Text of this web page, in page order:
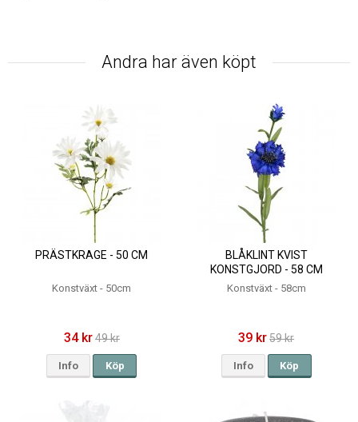
Andra har även köpt
PRÄSTKRAGE - 50 CM
Konstväxt - 50cm
34 kr49 kr
Info Köp
BLÅKLINT KVIST
KONSTGJORD - 58 CM
Konstväxt - 58cm
39 kr59 kr
Info Köp